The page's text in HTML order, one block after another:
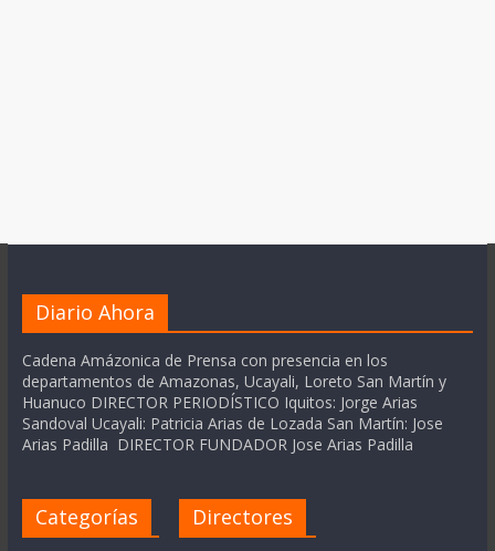
Diario Ahora
Cadena Amázonica de Prensa con presencia en los
departamentos de Amazonas, Ucayali, Loreto San Martín y
Huanuco DIRECTOR PERIODÍSTICO Iquitos: Jorge Arias
Sandoval Ucayali: Patricia Arias de Lozada San Martín: Jose
Arias Padilla DIRECTOR FUNDADOR Jose Arias Padilla
Categorías Directores